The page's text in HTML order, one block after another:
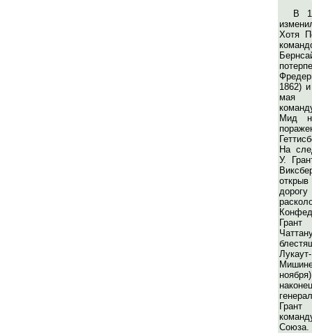
В
Хотя
1862)
мая
Мид
На
У.
Союза.